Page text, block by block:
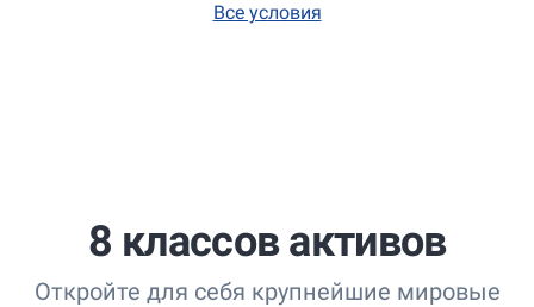
Все условия
8 классов активов
Откройте для себя крупнейшие мировые